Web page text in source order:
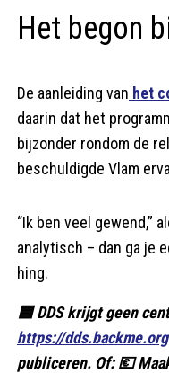
Het begon
De aanleiding van het
daarin dat het
bijzonder rondom de
beschuldigde Vlam
“Ik ben veel gewend,”
analytisch – dan ga je
hing.
🟦 DDS krijgt geen
https://dds.backme.org
publiceren. Of: 💶